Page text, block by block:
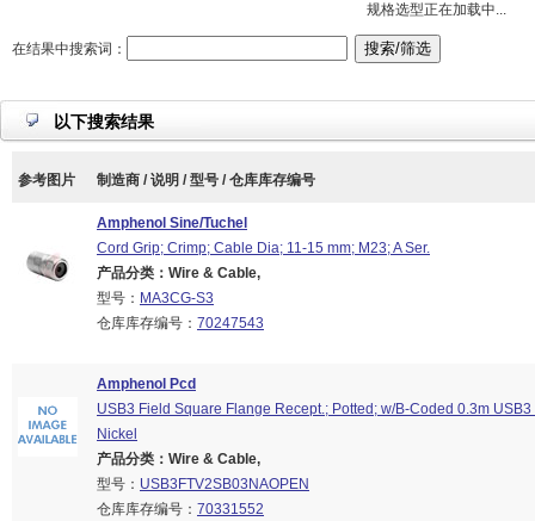
规格选型正在加载中...
在结果中搜索词：
以下搜索结果
参考图片 制造商 / 说明 / 型号 / 仓库库存编号
Amphenol Sine/Tuchel
Cord Grip; Crimp; Cable Dia; 11-15 mm; M23; A Ser.
产品分类：Wire & Cable,
型号： MA3CG-S3
仓库库存编号： 70247543
Amphenol Pcd
USB3 Field Square Flange Recept.; Potted; w/B-Coded 0.3m
Nickel
产品分类：Wire & Cable,
型号： USB3FTV2SB03NAOPEN
仓库库存编号： 70331552